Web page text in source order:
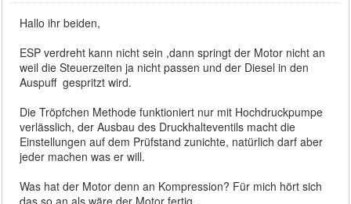
Hallo ihr beiden,
ESP verdreht kann nicht sein ,dann springt der Motor nicht an
weil die Steuerzeiten ja nicht passen und der Diesel in den
Auspuff gespritzt wird.
Die Tröpfchen Methode funktioniert nur mit Hochdruckpumpe
verlässlich, der Ausbau des Druckhalteventils macht die
Einstellungen auf dem Prüfstand zunichte, natürlich darf aber
jeder machen was er will.
Was hat der Motor denn an Kompression? Für mich hört sich
das so an als wäre der Motor fertig.